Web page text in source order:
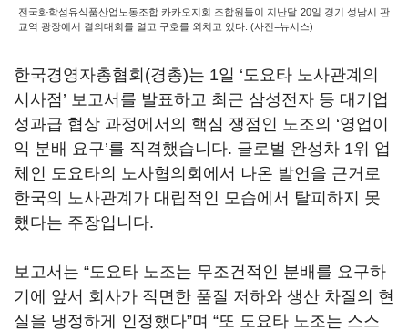
전국화학섬유식품산업노동조합 카카오지회 조합원들이 지난달 20일 경기 성남시 판
교역 광장에서 결의대회를 열고 구호를 외치고 있다. (사진=뉴시스)
한국경영자총협회 (경총)는 1일 ‘도요타 노사관계의
시사점’ 보고서를 발표하고 최근 삼성전자 등 대기업
성과급 협상 과정에서의 핵심 쟁점인 노조의 ‘영업이
익 분배 요구’를 직격했습니다. 글로벌 완성차 1위 업
체인 도요타의 노사협의회에서 나온 발언을 근거로
한국의 노사관계가 대립적인 모습에서 탈피하지 못
했다는 주장입니다.
보고서는 “도요타 노조는 무조건적인 분배를 요구하
기에 앞서 회사가 직면한 품질 저하와 생산 차질의 현
실을 냉정하게 인정했다”며 “또 도요타 노조는 스스